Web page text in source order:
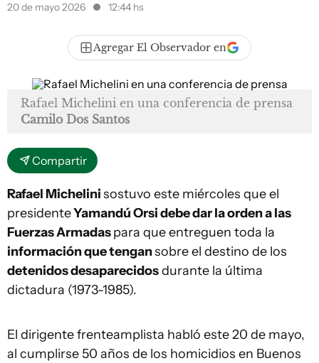
20 de mayo 2026 12:44 hs
Agregar El Observador en
Rafael Michelini en una conferencia de prensa
Camilo Dos Santos
Compartir
Rafael Michelinisostuvo este miércoles que el
presidenteYamandú Orsi debe dar la orden a las
Fuerzas Armadaspara que entreguen toda la
información que tengansobre el destino de los
detenidos desaparecidosdurante la última
dictadura (1973-1985).
El dirigente frenteamplista habló este 20 de mayo,
al cumplirse 50 años de los homicidios en Buenos